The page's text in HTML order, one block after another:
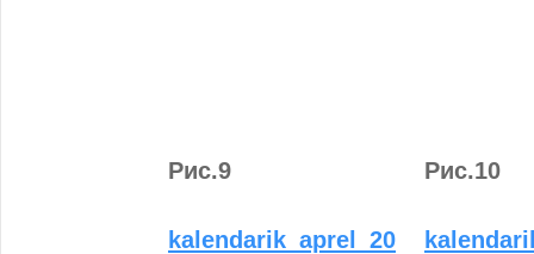
Рис.9
kalendarik_aprel_20
Рис.10